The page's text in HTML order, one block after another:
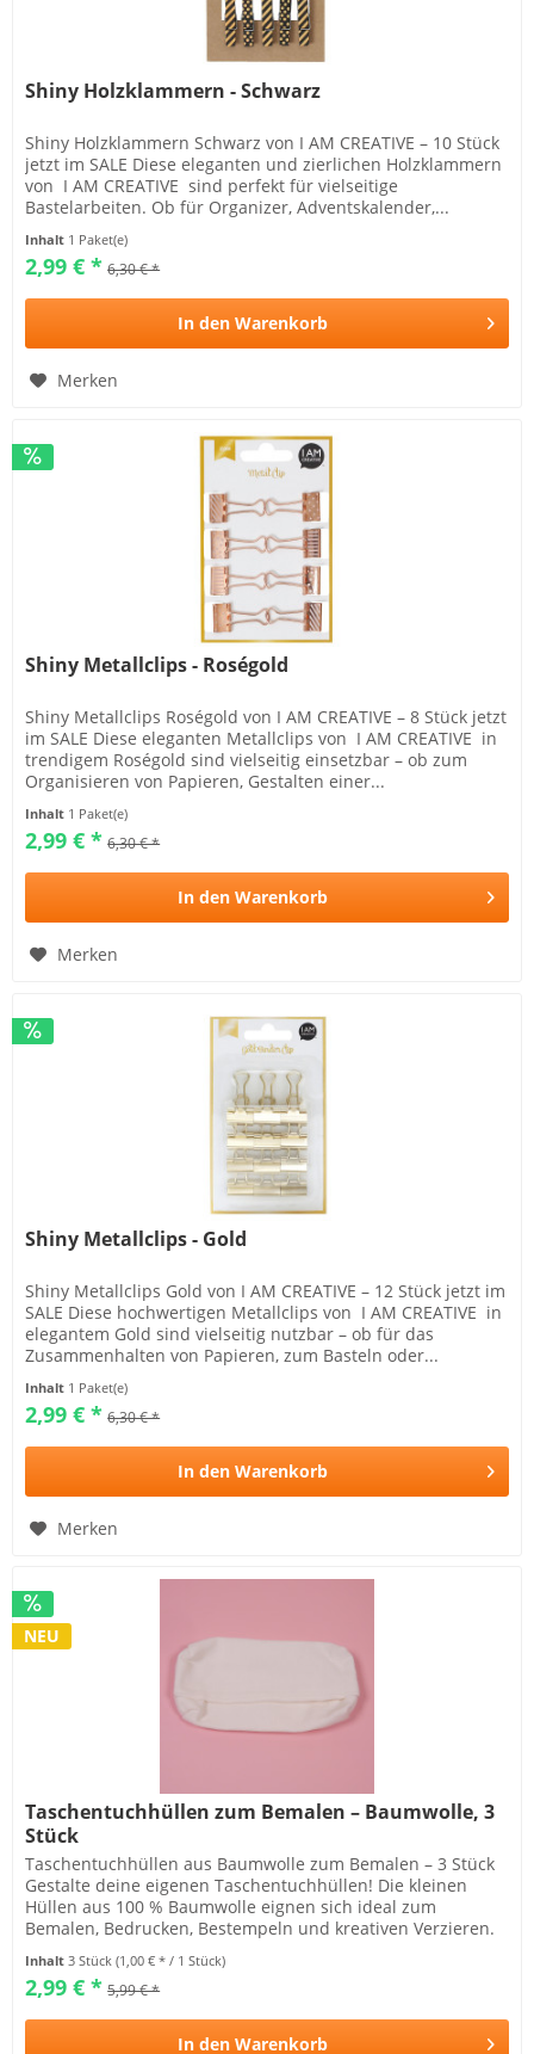
Shiny Holzklammern - Schwarz
Shiny Holzklammern Schwarz von I AM CREATIVE – 10 Stück
jetzt im SALE Diese eleganten und zierlichen Holzklammern
von I AM CREATIVE sind perfekt für vielseitige
Bastelarbeiten. Ob für Organizer, Adventskalender,...
Inhalt 1 Paket(e)
2,99 € * 6,30 € *
In den Warenkorb
Merken
Shiny Metallclips - Roségold
Shiny Metallclips Roségold von I AM CREATIVE – 8 Stück jetzt
im SALE Diese eleganten Metallclips von I AM CREATIVE in
trendigem Roségold sind vielseitig einsetzbar – ob zum
Organisieren von Papieren, Gestalten einer...
Inhalt 1 Paket(e)
2,99 € * 6,30 € *
In den Warenkorb
Merken
Shiny Metallclips - Gold
Shiny Metallclips Gold von I AM CREATIVE – 12 Stück jetzt im
SALE Diese hochwertigen Metallclips von I AM CREATIVE in
elegantem Gold sind vielseitig nutzbar – ob für das
Zusammenhalten von Papieren, zum Basteln oder...
Inhalt 1 Paket(e)
2,99 € * 6,30 € *
In den Warenkorb
Merken
NEU
Taschentuchhüllen zum Bemalen – Baumwolle, 3
Stück
Taschentuchhüllen aus Baumwolle zum Bemalen – 3 Stück
Gestalte deine eigenen Taschentuchhüllen! Die kleinen
Hüllen aus 100 % Baumwolle eignen sich ideal zum
Bemalen, Bedrucken, Bestempeln und kreativen Verzieren.
Inhalt3 Stück(1,00 € * / 1 Stück)
2,99 € * 5,99 € *
In den Warenkorb